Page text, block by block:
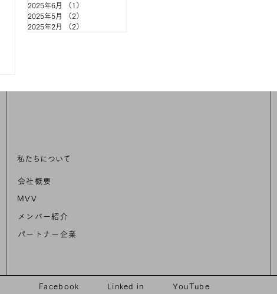
連載と連動した全6回の勉強
2025年6月
（1）
2025年5月
（2）
2025年2月
（2）
私たちについて
会社概要
MVV
メンバー紹介
パートナー企業
Facebook Linked in YouTube